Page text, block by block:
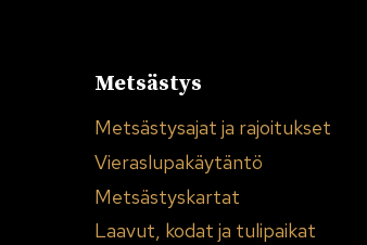
Metsästys
Metsästysajat ja rajoitukset
Vieraslupakäytäntö
Metsästyskartat
Laavut, kodat ja tulipaikat